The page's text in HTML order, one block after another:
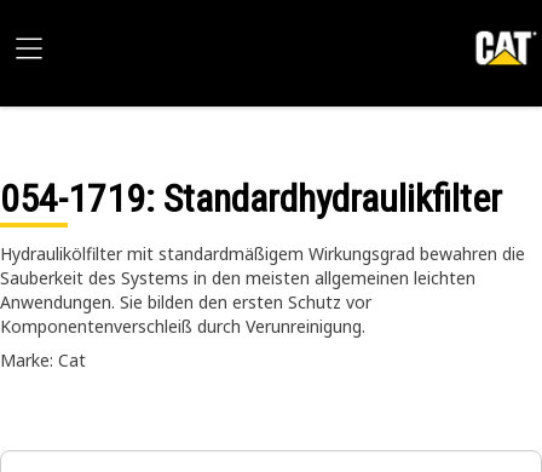
054-1719: Standardhydraulikfilter
Hydraulikölfilter mit standardmäßigem Wirkungsgrad bewahren die
Sauberkeit des Systems in den meisten allgemeinen leichten
Anwendungen. Sie bilden den ersten Schutz vor
Komponentenverschleiß durch Verunreinigung.
Marke: Cat